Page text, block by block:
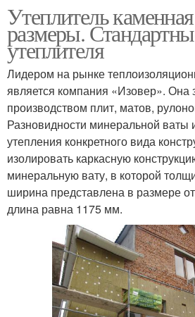
Утеплитель
размеры.
утеплителя
Лидером на рынке
является компания «Изовер». Она
производством плит, матов,
Разновидности минеральной ваты
утепления конкретного вида
изолировать каркасную
минеральную вату, в которой
ширина представлена в размере
длина равна 1175 мм.